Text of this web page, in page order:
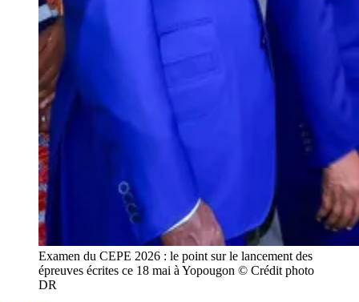
Examen du CEPE 2026 : le point sur le lancement des
épreuves écrites ce 18 mai à Yopougon © Crédit photo
DR